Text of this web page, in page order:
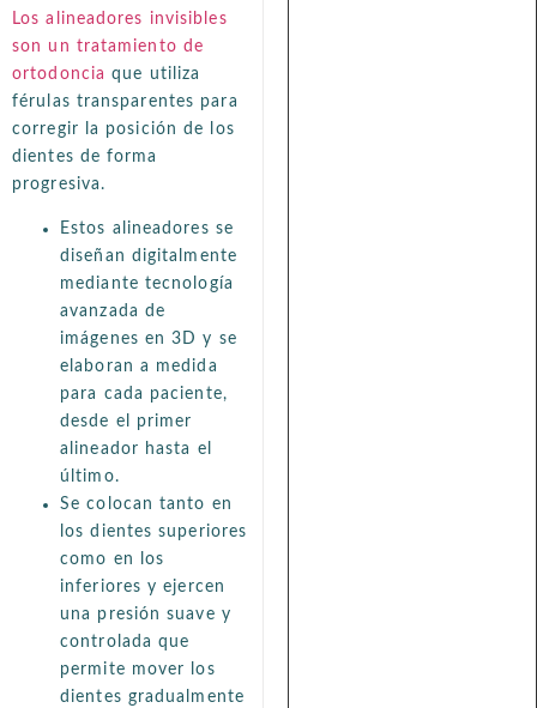
Los alineadores invisibles
son un tratamiento de
ortodoncia que utiliza
férulas transparentes para
corregir la posición de los
dientes de forma
progresiva.
Estos alineadores se
diseñan digitalmente
mediante tecnología
avanzada de
imágenes en 3D y se
elaboran a medida
para cada paciente,
desde el primer
alineador hasta el
último.
Se colocan tanto en
los dientes superiores
como en los
inferiores y ejercen
una presión suave y
controlada que
permite mover los
dientes gradualmente